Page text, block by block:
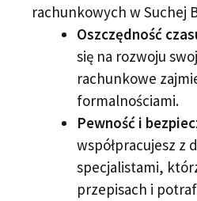
rachunkowych w Suchej
Oszczędność
się na rozwoju
rachunkowe
formalnościami.
Pewność i
współpracujesz z
specjalistami,
przepisach i